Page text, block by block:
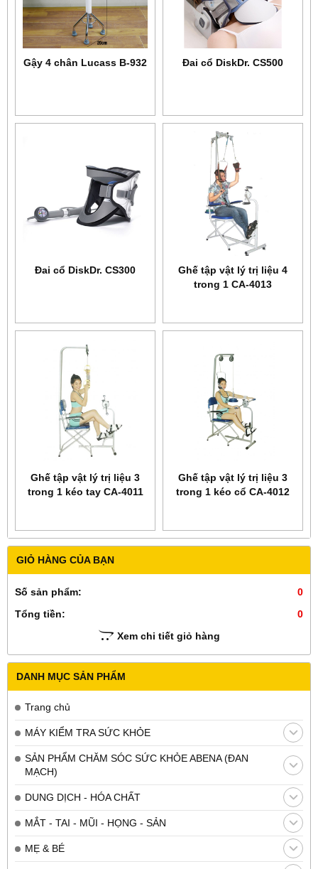
GIỎ HÀNG CỦA BẠN
Số sản phẩm:
0
Tổng tiền:
0
Xem chi tiết giỏ hàng
DANH MỤC SẢN PHẨM
Trang chủ
MÁY KIỂM TRA SỨC KHỎE
SẢN PHẨM CHĂM SÓC SỨC KHỎE ABENA (ĐAN
MẠCH)
DUNG DỊCH - HÓA CHẤT
MẮT - TAI - MŨI - HỌNG - SẢN
MẸ & BÉ
Gậy 4 chân Lucass B-932 Đai cổ DiskDr. CS500
Đai cổ DiskDr. CS300
Ghế tập vật lý trị liệu 4
trong 1 CA-4013
Ghế tập vật lý trị liệu 3
trong 1 kéo tay CA-4011
Ghế tập vật lý trị liệu 3
trong 1 kéo cổ CA-4012